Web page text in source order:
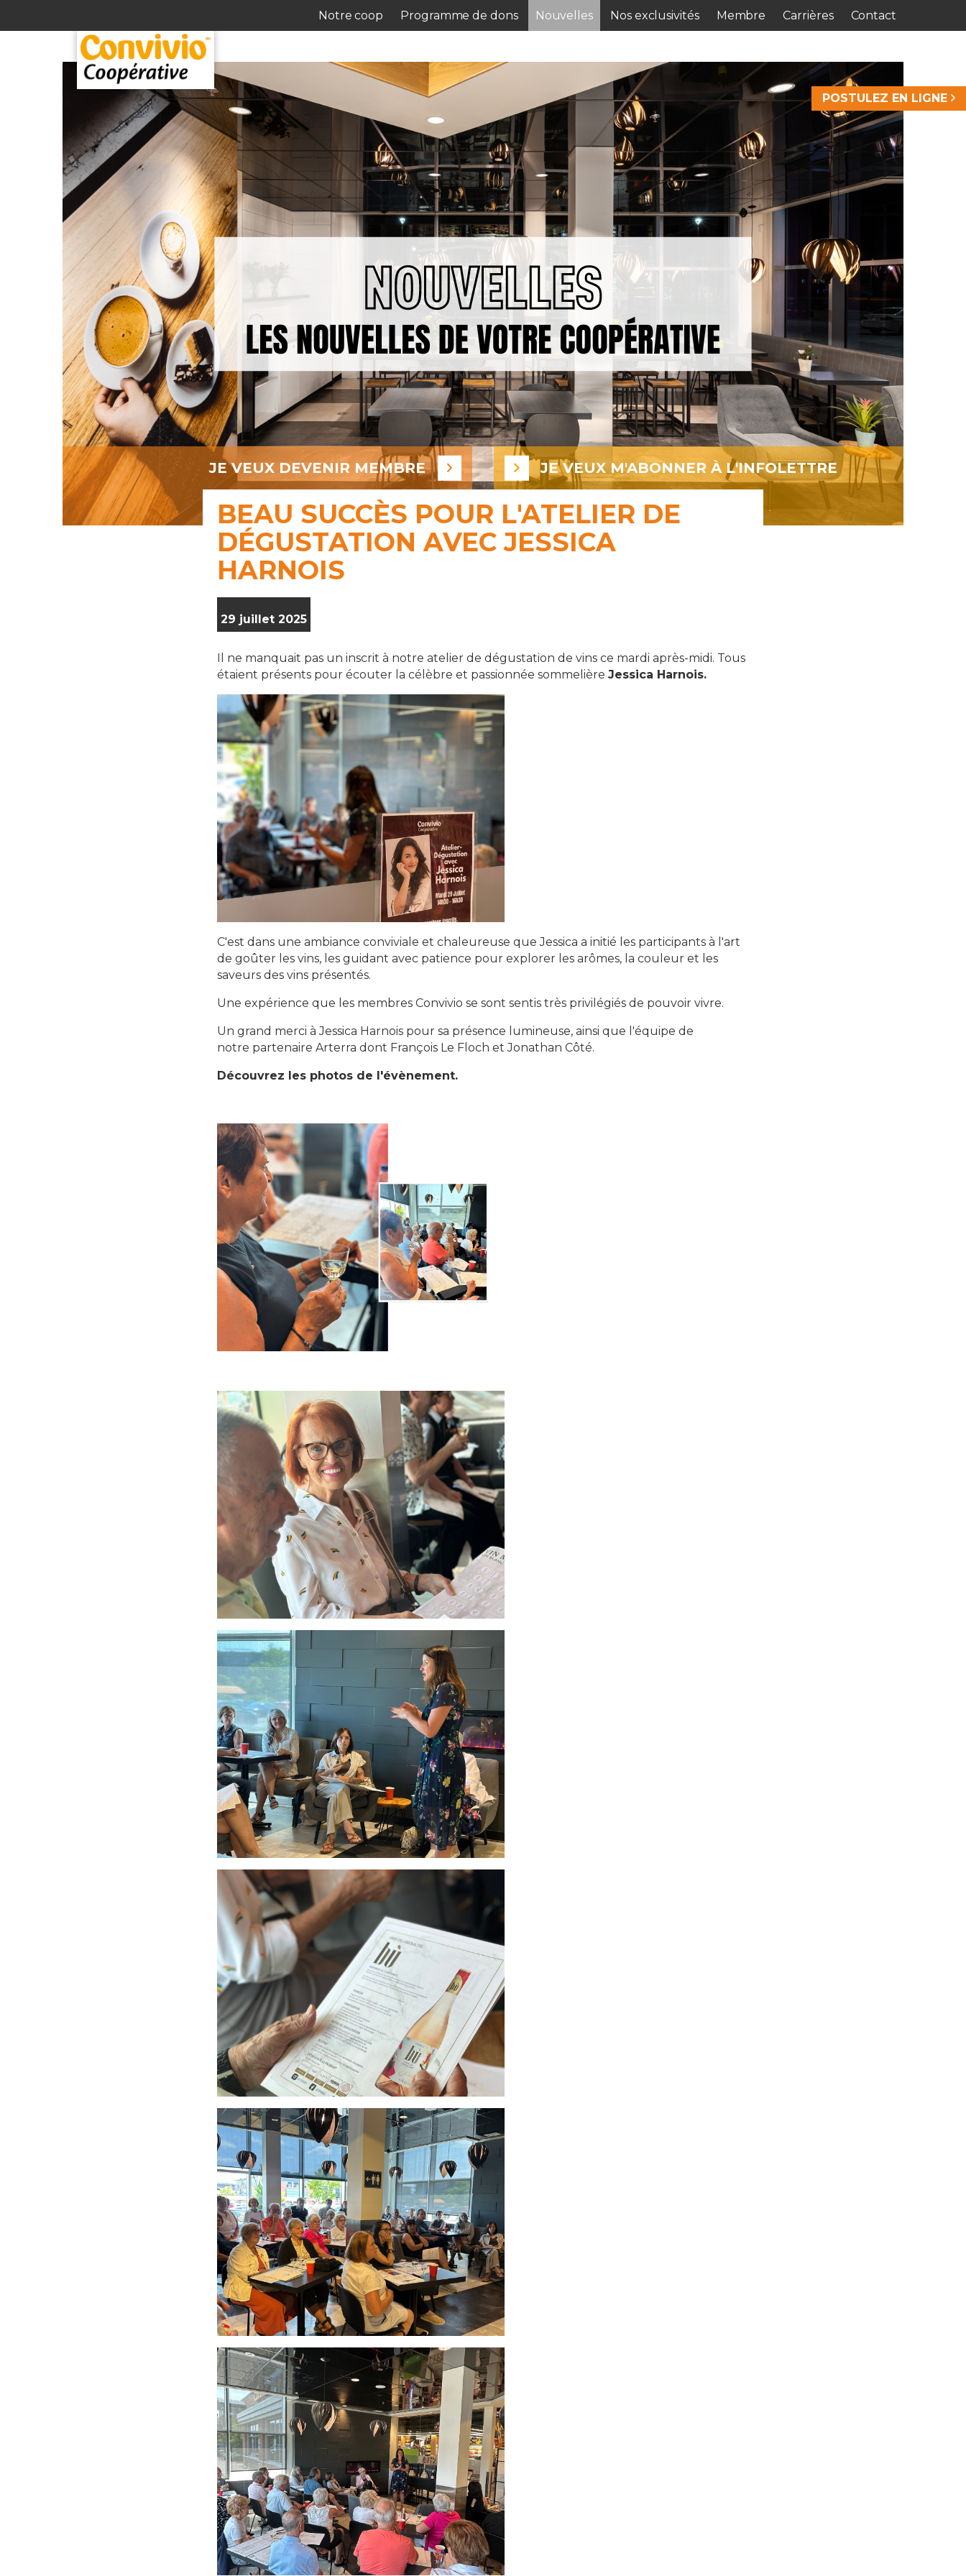
Notre coop Programme de dons Nouvelles Nos exclusivités Membre Carrières Contact
POSTULEZ EN LIGNE
JE VEUX DEVENIR MEMBRE JE VEUX M'ABONNER À L'INFOLETTRE
BEAU SUCCÈS POUR L'ATELIER DE
DÉGUSTATION AVEC JESSICA
HARNOIS
29 juillet 2025
Il ne manquait pas un inscrit à notre atelier de dégustation de vins ce mardi après-midi. Tous
étaient présents pour écouter la célèbre et passionnée sommelière Jessica Harnois.
C'est dans une ambiance conviviale et chaleureuse que Jessica a initié les participants à l'art
de goûter les vins, les guidant avec patience pour explorer les arômes, la couleur et les
saveurs des vins présentés.
Une expérience que les membres Convivio se sont sentis très privilégiés de pouvoir vivre.
Un grand merci à Jessica Harnois pour sa présence lumineuse, ainsi que l'équipe de
notre partenaire Arterra dont François Le Floch et Jonathan Côté.
Découvrez les photos de l'évènement.